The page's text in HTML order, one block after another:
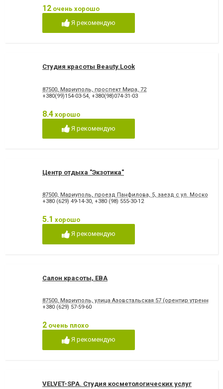
12 очень хорошо
Я рекомендую
Студия красоты Beauty.Look
87500, Мариуполь, проспект Мира, 72
+380(99)154-03-54, +380(98)074-31-03
8.4 хорошо
Я рекомендую
Центр отдыха "Экзотика"
87500, Мариуполь, проезд Панфилова, 5, заезд с ул.
+380 (629) 49-14-30, +380 (98) 555-30-12
5.1 хорошо
Я рекомендую
Салон красоты, ЕВА
87500, Мариуполь, улица Азовстальская 57 (орентир утренний
+380 (629) 57-59-60
2 очень плохо
Я рекомендую
VELVET-SPA. Студия косметологических услуг